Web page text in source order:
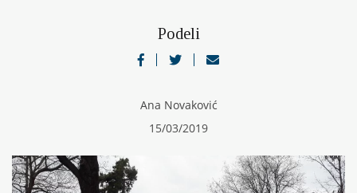
Podeli
Ana Novaković
15/03/2019